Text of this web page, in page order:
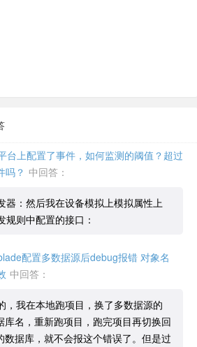
台上配置了事件，如何监测的阈值？超过
吗？ 中回答：
器：然后我在设备模拟上模拟属性上
则中配置的接口：
配置多数据源后debug报错 对象名
中回答：
，我在本地跑项目，换了多数据源的
名，重新跑项目，跑完项目再切换回
数据库，就不会报这个错误了。但是过